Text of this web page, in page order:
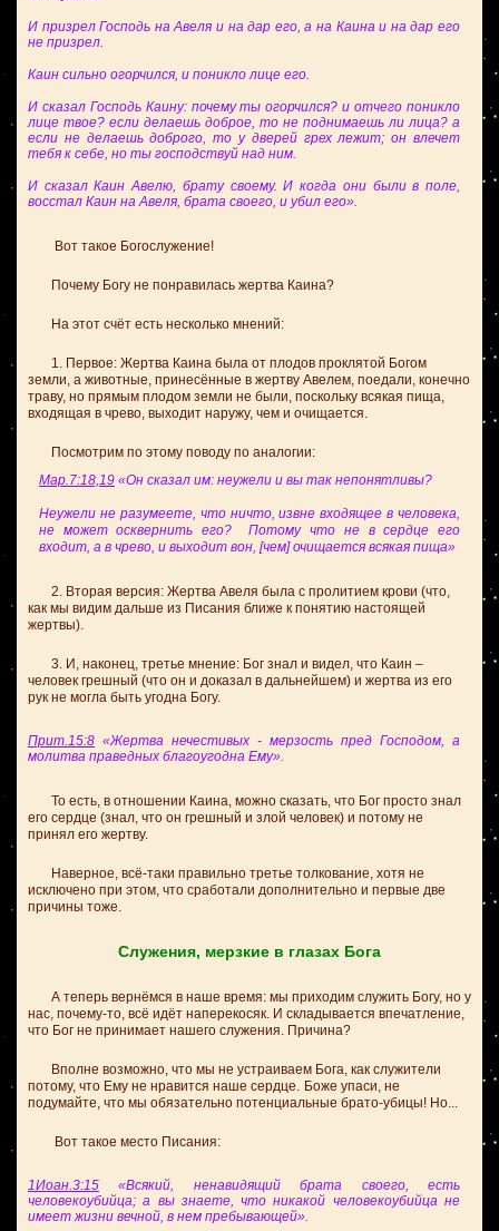
И призрел Господь на Авеля и на дар его, а на Каина и на дар его
не призрел.
Каин сильно огорчился, и поникло лице его.
И сказал Господь Каину: почему ты огорчился? и отчего поникло
лице твое? если делаешь доброе, то не поднимаешь ли лица? а
если не делаешь доброго, то у дверей грех лежит; он влечет
тебя к себе, но ты господствуй над ним.
И сказал Каин Авелю, брату своему. И когда они были в поле,
восстал Каин на Авеля, брата своего, и убил его».
Вот такое Богослужение!
Почему Богу не понравилась жертва Каина?
На этот счёт есть несколько мнений:
1. Первое: Жертва Каина была от плодов проклятой Богом
земли, а животные, принесённые в жертву Авелем, поедали, конечно
траву, но прямым плодом земли не были, поскольку всякая пища,
входящая в чрево, выходит наружу, чем и очищается.
Посмотрим по этому поводу по аналогии:
Мар.7:18,19 «Он сказал им: неужели и вы так непонятливы?
Неужели не разумеете, что ничто, извне входящее в человека,
не может осквернить его? Потому что не в сердце его
входит, а в чрево, и выходит вон, [чем] очищается всякая пища»
2. Вторая версия: Жертва Авеля была с пролитием крови (что,
как мы видим дальше из Писания ближе к понятию настоящей
жертвы).
3. И, наконец, третье мнение: Бог знал и видел, что Каин –
человек грешный (что он и доказал в дальнейшем) и жертва из его
рук не могла быть угодна Богу.
Прит.15:8 «Жертва нечестивых - мерзость пред Господом, а
молитва праведных благоугодна Ему».
То есть, в отношении Каина, можно сказать, что Бог просто знал
его сердце (знал, что он грешный и злой человек) и потому не
принял его жертву.
Наверное, всё-таки правильно третье толкование, хотя не
исключено при этом, что сработали дополнительно и первые две
причины тоже.
Служения, мерзкие в глазах Бога
А теперь вернёмся в наше время: мы приходим служить Богу, но у
нас, почему-то, всё идёт наперекосяк. И складывается впечатление,
что Бог не принимает нашего служения. Причина?
Вполне возможно, что мы не устраиваем Бога, как служители
потому, что Ему не нравится наше сердце. Боже упаси, не
подумайте, что мы обязательно потенциальные брато-убицы! Но...
Вот такое место Писания:
1Иоан.3:15 «Всякий, ненавидящий брата своего, есть
человекоубийца; а вы знаете, что никакой человекоубийца не
имеет жизни вечной, в нем пребывающей».